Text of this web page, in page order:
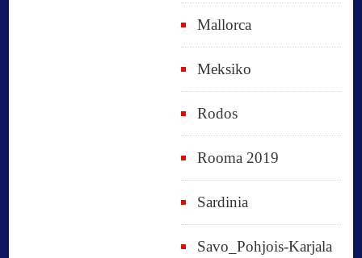
Mallorca
Meksiko
Rodos
Rooma 2019
Sardinia
Savo_Pohjois-Karjala